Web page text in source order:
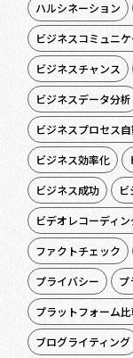
ハルシネーション
ビジネスコミュニ
ビジネスチャンス
ビジネスデータ分析
ビジネスプロセス
ビジネス効率化
ビジネス成功
ビデオレコーディン
ファクトチェック
プライバシー
プ
プラットフォーム
ブログライティング